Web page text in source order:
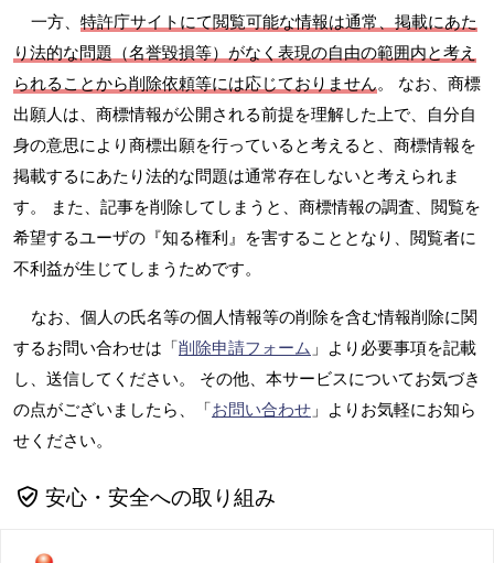
一方、 特許庁サイトにて閲覧可能な情報は通常、掲載にあた
り法的な問題（名誉毀損等）がなく表現の自由の範囲内と考え
られることから削除依頼等には応じておりません。 なお、商標
出願人は、商標情報が公開される前提を理解した上で、自分自
身の意思により商標出願を行っていると考えると、商標情報を
掲載するにあたり法的な問題は通常存在しないと考えられま
す。 また、記事を削除してしまうと、商標情報の調査、閲覧を
希望するユーザの『知る権利』を害することとなり、閲覧者に
不利益が生じてしまうためです。
なお、個人の氏名等の個人情報等の削除を含む情報削除に関
するお問い合わせは「削除申請フォーム 」より必要事項を記載
し、送信してください。 その他、本サービスについてお気づき
の点がございましたら、「お問い合わせ 」よりお気軽にお知ら
せください。
安心・安全への取り組み